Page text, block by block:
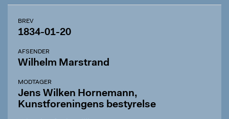
BREV
1834-01-20
AFSENDER
Wilhelm Marstrand
MODTAGER
Jens Wilken Hornemann,
Kunstforeningens bestyrelse